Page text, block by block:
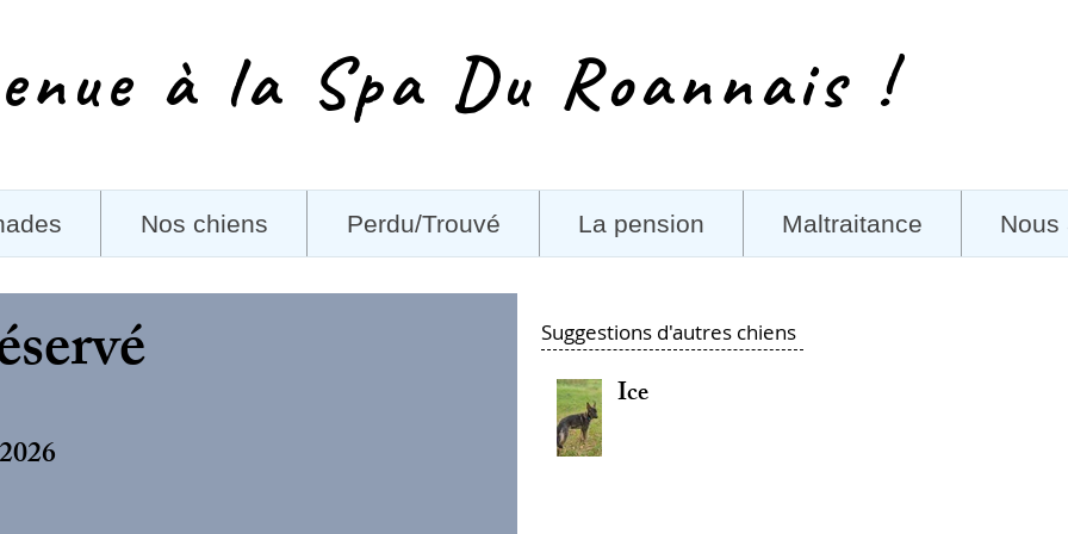
à la Spa Du Roannais !
Nos chiens Perdu/Trouvé La pension Maltraitance Nous
Suggestions d'autres chiens
Ice